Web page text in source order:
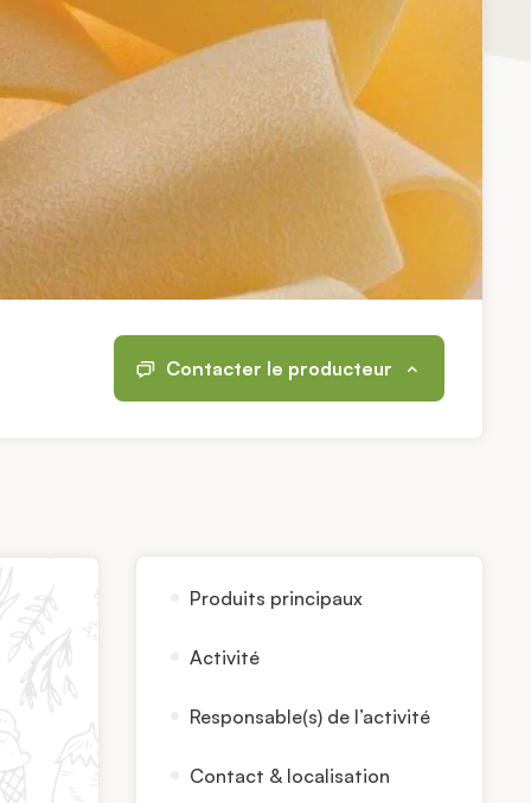
Contacter le producteur
Produits principaux
Activité
Responsable(s) de l’activité
Contact & localisation